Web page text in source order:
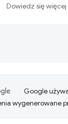
Dowiedz się więcej
Google
wygenerowane